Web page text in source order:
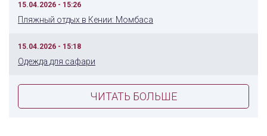
15.04.2026 - 15:26
Пляжный отдых в Кении: Момбаса
15.04.2026 - 15:18
Одежда для сафари
ЧИТАТЬ БОЛЬШЕ